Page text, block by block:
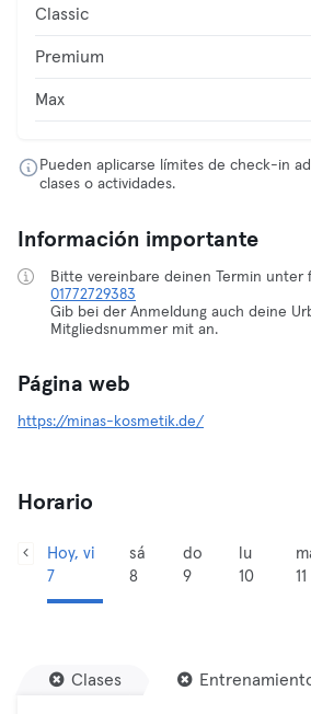
Classic
Premium
Max
Pueden aplicarse límites de check-in
clases o actividades.
Información importante
Bitte vereinbare deinen Termin unter
01772729383
Gib bei der Anmeldung auch deine
Mitgliedsnummer mit an.
Página web
https://minas-kosmetik.de/
Horario
Hoy, vi
7
sá
8
do
9
lu
10
11
Clases